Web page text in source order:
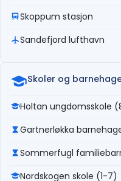
Skoppum stasjon
Sandefjord lufthavn
Skoler og
Holtan ungdomsskole
Gartnerløkka
Sommerfugl
Nordskogen skole (1-7)